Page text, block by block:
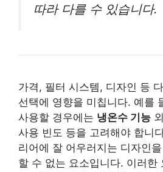
따라 다를 수 있습니다.
가격, 필터 시스템, 디자인 등
선택에 영향을 미칩니다. 예를
사용할 경우에는 냉온수 기능
사용 빈도 등을 고려해야 합니
리어에 잘 어우러지는 디자인
할 수 없는 요소입니다. 이러한